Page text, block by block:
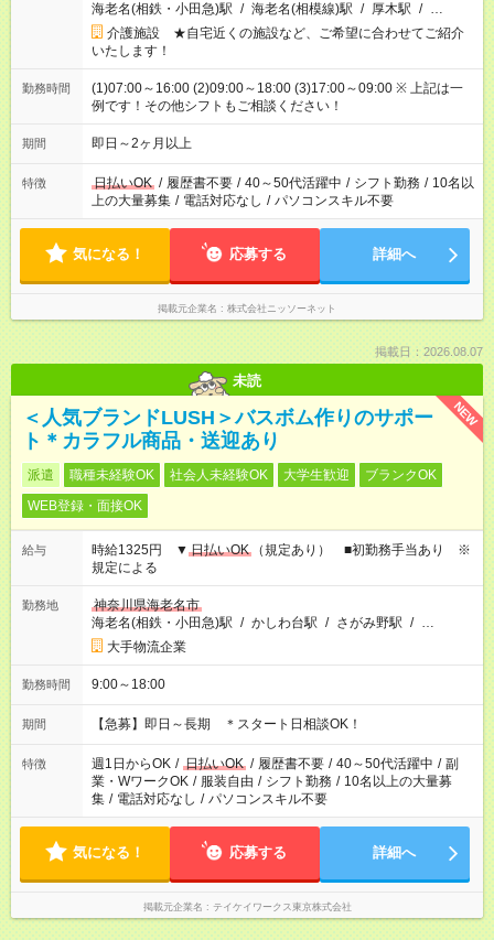
海老名(相鉄・小田急)駅 / 海老名(相模線)駅 / 厚木駅 / …
介護施設 ★自宅近くの施設など、ご希望に合わせてご紹介
いたします！
勤務時間
(1)07:00～16:00 (2)09:00～18:00 (3)17:00～09:00 ※ 上記は一
例です！その他シフトもご相談ください！
期間 即日～2ヶ月以上
特徴 日払いOK / 履歴書不要 / 40～50代活躍中 / シフト勤務 / 10名以
上の大量募集 / 電話対応なし / パソコンスキル不要
気になる！ 応募する 詳細へ
掲載元企業名 株式会社ニッソーネット
掲載日：2026.08.07
未読
NEW
＜人気ブランドLUSH＞バスボム作りのサポー
ト＊カラフル商品・送迎あり
派遣 職種未経験OK 社会人未経験OK 大学生歓迎
ブランクOK
WEB登録・面接OK
給与 時給1325円 ▼ 日払いOK
（規定あり） ■初勤務手当あり ※
規定による
勤務地
神奈川県海老名市
海老名(相鉄・小田急)駅 / かしわ台駅 / さがみ野駅 / …
大手物流企業
勤務時間 9:00～18:00
期間 【急募】即日～長期 ＊スタート日相談OK！
特徴 週1日からOK / 日払いOK / 履歴書不要 / 40～50代活躍中 / 副
業・WワークOK / 服装自由 / シフト勤務 / 10名以上の大量募
集 / 電話対応なし / パソコンスキル不要
気になる！ 応募する 詳細へ
掲載元企業名 テイケイワークス東京株式会社